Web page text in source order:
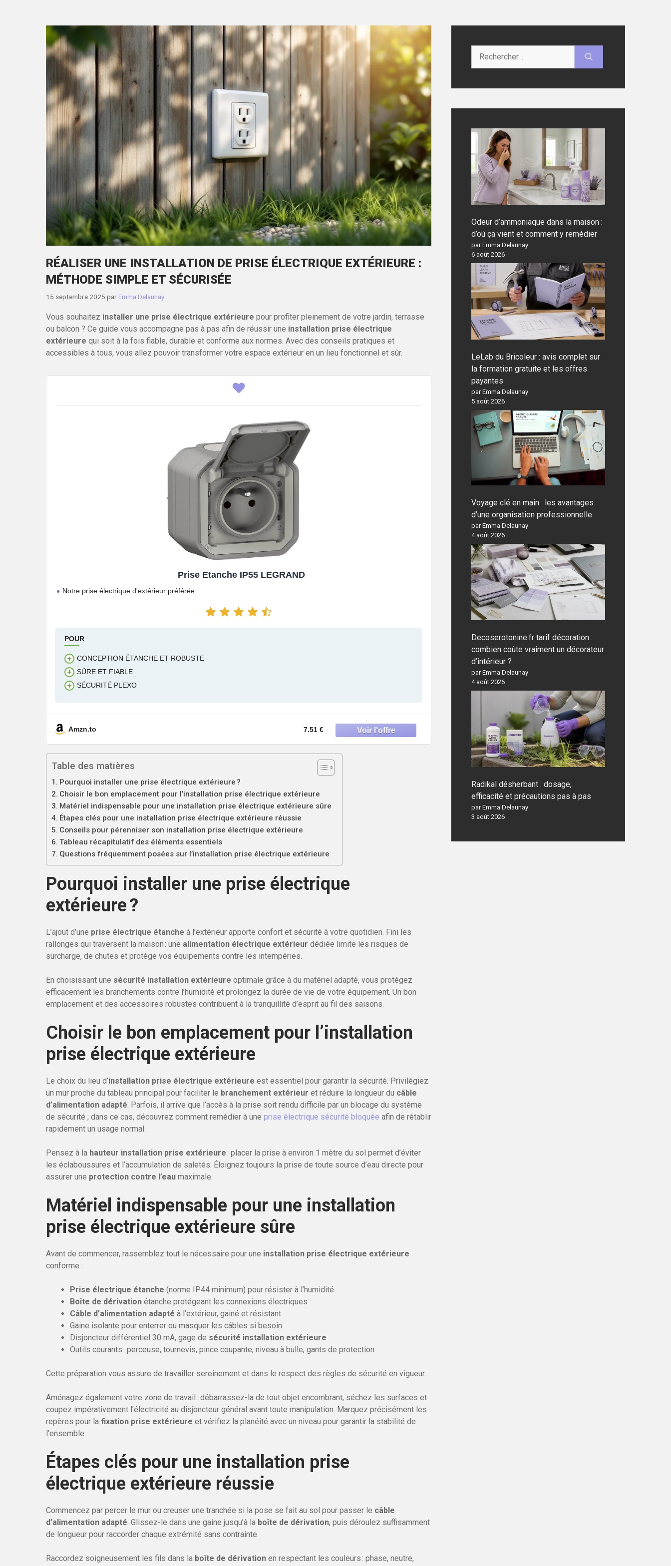
RÉALISER UNE INSTALLATION DE PRISE ÉLECTRIQUE EXTÉRIEURE :
MÉTHODE SIMPLE ET SÉCURISÉE
15 septembre 2025 par Emma Delaunay
Vous souhaitez installer une prise électrique extérieure pour profiter pleinement de votre jardin, terrasse
ou balcon ? Ce guide vous accompagne pas à pas afin de réussir une installation prise électrique
extérieure qui soit à la fois fiable, durable et conforme aux normes. Avec des conseils pratiques et
accessibles à tous, vous allez pouvoir transformer votre espace extérieur en un lieu fonctionnel et sûr.
Prise Etanche IP55 LEGRAND
Notre prise électrique d'extérieur préférée
POUR
CONCEPTION ÉTANCHE ET ROBUSTE
SÛRE ET FIABLE
SÉCURITÉ PLEXO
Amzn.to 7.51 €
Table des matières
Pourquoi installer une prise électrique extérieure ?
Choisir le bon emplacement pour l’installation prise électrique extérieure
Matériel indispensable pour une installation prise électrique extérieure sûre
Étapes clés pour une installation prise électrique extérieure réussie
Conseils pour pérenniser son installation prise électrique extérieure
Tableau récapitulatif des éléments essentiels
Questions fréquemment posées sur l’installation prise électrique extérieure
Pourquoi installer une prise électrique
extérieure ?
L’ajout d’une prise électrique étanche à l’extérieur apporte confort et sécurité à votre quotidien. Fini les
rallonges qui traversent la maison : une alimentation électrique extérieur dédiée limite les risques de
surcharge, de chutes et protège vos équipements contre les intempéries.
En choisissant une sécurité installation extérieure optimale grâce à du matériel adapté, vous protégez
efficacement les branchements contre l’humidité et prolongez la durée de vie de votre équipement. Un bon
emplacement et des accessoires robustes contribuent à la tranquillité d’esprit au fil des saisons.
Choisir le bon emplacement pour l’installation
prise électrique extérieure
Le choix du lieu d’installation prise électrique extérieure est essentiel pour garantir la sécurité. Privilégiez
un mur proche du tableau principal pour faciliter le branchement extérieur et réduire la longueur du câble
d’alimentation adapté. Parfois, il arrive que l’accès à la prise soit rendu difficile par un blocage du système
de sécurité ; dans ce cas, découvrez comment remédier à une prise électrique sécurité bloquée afin de rétablir
rapidement un usage normal.
Pensez à la hauteur installation prise extérieure: placer la prise à environ 1 mètre du sol permet d’éviter
les éclaboussures et l’accumulation de saletés. Éloignez toujours la prise de toute source d’eau directe pour
assurer une protection contre l’eau maximale.
Matériel indispensable pour une installation
prise électrique extérieure sûre
Avant de commencer, rassemblez tout le nécessaire pour une installation prise électrique extérieure
conforme :
Prise électrique étanche (norme IP44 minimum) pour résister à l’humidité
Boîte de dérivation étanche protégeant les connexions électriques
Câble d’alimentation adapté à l’extérieur, gainé et résistant
Gaine isolante pour enterrer ou masquer les câbles si besoin
Disjoncteur différentiel 30 mA, gage de sécurité installation extérieure
Outils courants : perceuse, tournevis, pince coupante, niveau à bulle, gants de protection
Cette préparation vous assure de travailler sereinement et dans le respect des règles de sécurité en vigueur.
Aménagez également votre zone de travail : débarrassez-la de tout objet encombrant, séchez les surfaces et
coupez impérativement l’électricité au disjoncteur général avant toute manipulation. Marquez précisément les
repères pour la fixation prise extérieure et vérifiez la planéité avec un niveau pour garantir la stabilité de
l’ensemble.
Étapes clés pour une installation prise
électrique extérieure réussie
Commencez par percer le mur ou creuser une tranchée si la pose se fait au sol pour passer le câble
d’alimentation adapté. Glissez-le dans une gaine jusqu’à la boîte de dérivation, puis déroulez suffisamment
de longueur pour raccorder chaque extrémité sans contrainte.
Raccordez soigneusement les fils dans la boîte de dérivation en respectant les couleurs : phase, neutre,
Odeur d’ammoniaque dans la maison :
d’où ça vient et comment y remédier
par Emma Delaunay
6 août 2026
LeLab du Bricoleur : avis complet sur
la formation gratuite et les offres
payantes
par Emma Delaunay
5 août 2026
Voyage clé en main : les avantages
d’une organisation professionnelle
par Emma Delaunay
4 août 2026
Decoserotonine.fr tarif décoration :
combien coûte vraiment un décorateur
d’intérieur ?
par Emma Delaunay
4 août 2026
Radikal désherbant : dosage,
efficacité et précautions pas à pas
par Emma Delaunay
3 août 2026